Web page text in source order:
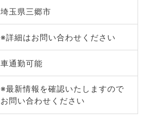
埼玉県三郷市
※詳細はお問い合わせください
車通勤可能
※最新情報を確認いたしますので
お問い合わせください